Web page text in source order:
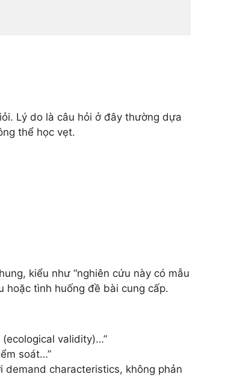
Lý do là câu hỏi ở đây thường dựa
thể học vẹt.
kiểu như “nghiên cứu này có mẫu
tình huống đề bài cung cấp.
validity)…”
soát…”
characteristics, không phản